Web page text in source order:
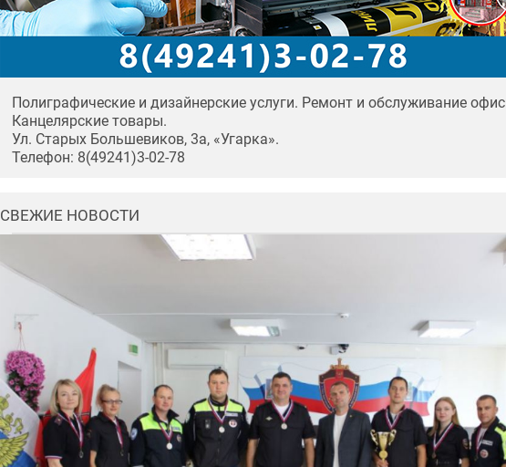
Полиграфические и дизайнерские услуги. Ремонт и обслуживание
Канцелярские товары.
Ул. Старых Большевиков, 3а, «Угарка».
Телефон: 8(49241)3-02-78
СВЕЖИЕ НОВОСТИ